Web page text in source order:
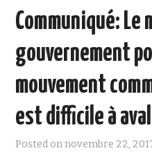
PRÉSENTATION
L’ÉDUCATION POPULAIRE
DOCUMENTS
FAIRE UN DON !
Communiqué: Le
gouvernement
mouvement
est difficile à
Posted onnovembre 22,